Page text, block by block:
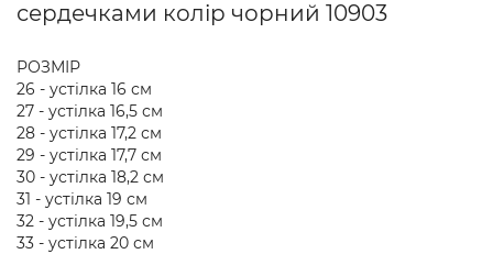
сердечками колір чорний 10903
РОЗМІР
26 - устілка 16 см
27 - устілка 16,5 см
28 - устілка 17,2 см
29 - устілка 17,7 см
30 - устілка 18,2 см
31 - устілка 19 см
32 - устілка 19,5 см
33 - устілка 20 см